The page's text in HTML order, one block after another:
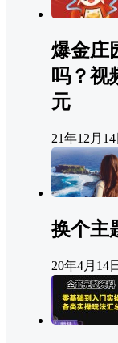
爆金庄
吗？视
元
21年12月14
换个主
20年4月14日